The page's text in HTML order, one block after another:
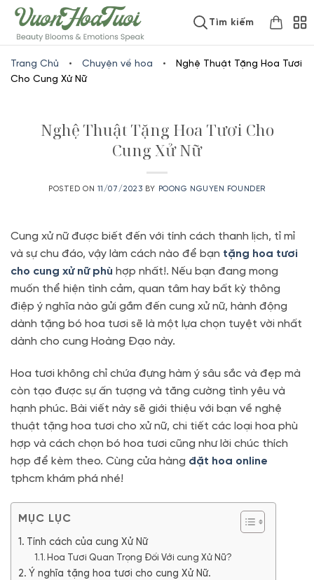
www.vuonhoatuoi.vnSkip
to
content
Tìm kiếm
Trang Chủ • Chuyện về hoa •
Nghệ Thuật Tặng Hoa Tươi
Cho Cung Xử Nữ
Nghệ Thuật Tặng Hoa Tươi Cho
Cung Xử Nữ
POSTED ON 11/07/2023 BY POONG NGUYEN FOUNDER
Cung xử nữ được biết đến với tính cách thanh lịch, tỉ mỉ
và sự chu đáo, vậy làm cách nào để bạn tặng hoa tươi
cho cung xử nữ phù hợp nhất!. Nếu bạn đang mong
muốn thể hiện tình cảm, quan tâm hay bất kỳ thông
điệp ý nghĩa nào gửi gắm đến cung xử nữ, hành động
dành tặng bó hoa tươi sẽ là một lựa chọn tuyệt vời nhất
dành cho cung Hoàng Đạo này.
Hoa tươi không chỉ chứa đựng hàm ý sâu sắc và đẹp mà
còn tạo được sự ấn tượng và tăng cường tình yêu và
hạnh phúc. Bài viết này sẽ giới thiệu với bạn về nghệ
thuật tặng hoa tươi cho xử nữ, chi tiết các loại hoa phù
hợp và cách chọn bó hoa tươi cũng như lời chúc thích
hợp để kèm theo. Cùng cửa hàng đặt hoa online
tphcm khám phá nhé!
MỤC LỤC
Tính cách của cung Xử Nữ
Hoa Tươi Quan Trọng Đối Với cung Xử Nữ?
Ý nghĩa tặng hoa tươi cho cung Xử Nữ.